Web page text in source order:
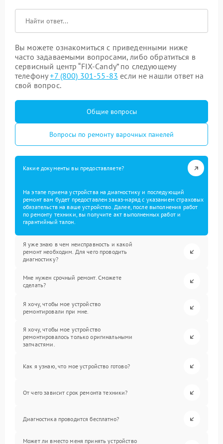
Вы можете ознакомиться с приведенными ниже
часто задаваемыми вопросами, либо обратиться в
сервисный центр “FIX-Candy” по следующему
телефону+7 (800) 301-55-83 если не нашли ответ на
свой вопрос.
Общие вопросы
Вопросы по ремонту варочных панелей
Какие документы вы предоставляете?
На этапе приема устройства на диагностику и последующий
ремонт вам будет предоставлен заказ-наряд с указанием страховых
обязательств на ваше устройство. Далее, после выполнения работ
по ремонту техники, вы получите акт выполненных работ и
гарантийный талон.
Я уже знаю в чем неисправность и какой
ремонт необходим. Для чего проводить
диагностику?
Мне нужен срочный ремонт. Сможете
сделать?
Я хочу, чтобы мое устройство
ремонтировали при мне.
Я хочу, чтобы мое устройство
ремонтировалось только оригинальными
запчастями.
Как я узнаю, что мое устройство готово?
От чего зависит срок ремонта техники?
Диагностика проводится бесплатно?
Может ли вместо меня принять устройство